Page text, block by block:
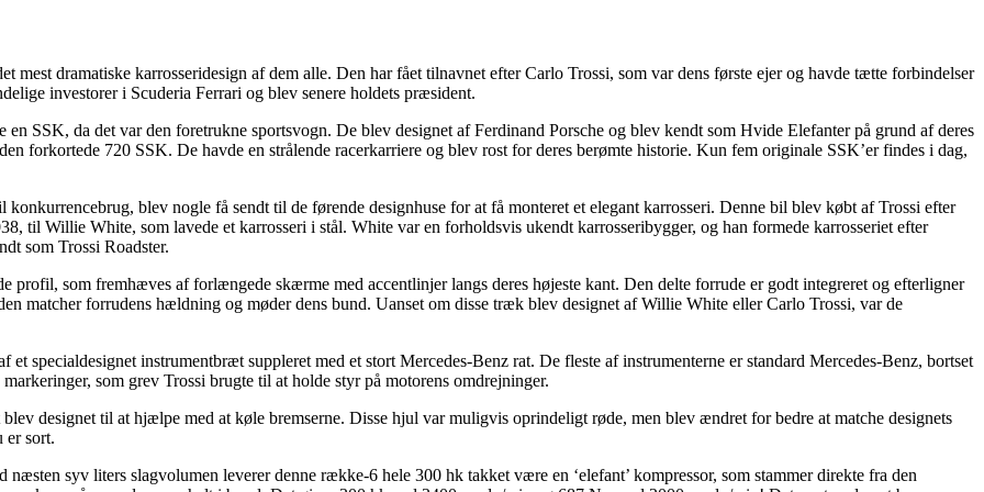
mest dramatiske karrosseridesign af dem alle. Den har fået tilnavnet efter Carlo Trossi, som var dens første ejer og havde tætte forbindelser
investorer i Scuderia Ferrari og blev senere holdets præsident.
SSK, da det var den foretrukne sportsvogn. De blev designet af Ferdinand Porsche og blev kendt som Hvide Elefanter på grund af deres
forkortede 720 SSK. De havde en strålende racerkarriere og blev rost for deres berømte historie. Kun fem originale SSK’er findes i dag,
blev nogle få sendt til de førende designhuse for at få monteret et elegant karrosseri. Denne bil blev købt af Trossi efter
til Willie White, som lavede et karrosseri i stål. White var en forholdsvis ukendt karrosseribygger, og han formede karrosseriet efter
som Trossi Roadster.
profil, som fremhæves af forlængede skærme med accentlinjer langs deres højeste kant. Den delte forrude er godt integreret og efterligner
matcher forrudens hældning og møder dens bund. Uanset om disse træk blev designet af Willie White eller Carlo Trossi, var de
specialdesignet instrumentbræt suppleret med et stort Mercedes-Benz rat. De fleste af instrumenterne er standard Mercedes-Benz, bortset
som grev Trossi brugte til at holde styr på motorens omdrejninger.
designet til at hjælpe med at køle bremserne. Disse hjul var muligvis oprindeligt røde, men blev ændret for bedre at matche designets
er sort.
syv liters slagvolumen leverer denne række-6 hele 300 hk takket være en ‘elefant’ kompressor, som stammer direkte fra den